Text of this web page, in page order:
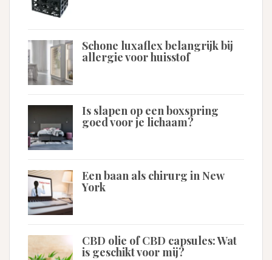
Schone luxaflex belangrijk bij
allergie voor huisstof
Is slapen op een boxspring
goed voor je lichaam?
Een baan als chirurg in New
York
CBD olie of CBD capsules: Wat
is geschikt voor mij?